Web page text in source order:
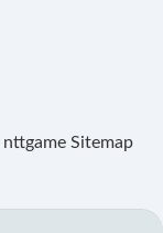
nttgame Sitemap